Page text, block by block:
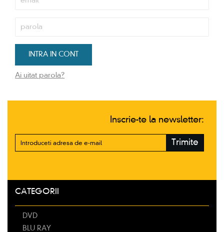
Ai uitat parola?
Inscrie-te la newsletter:
Trimite
CATEGORII
DVD
BLU RAY